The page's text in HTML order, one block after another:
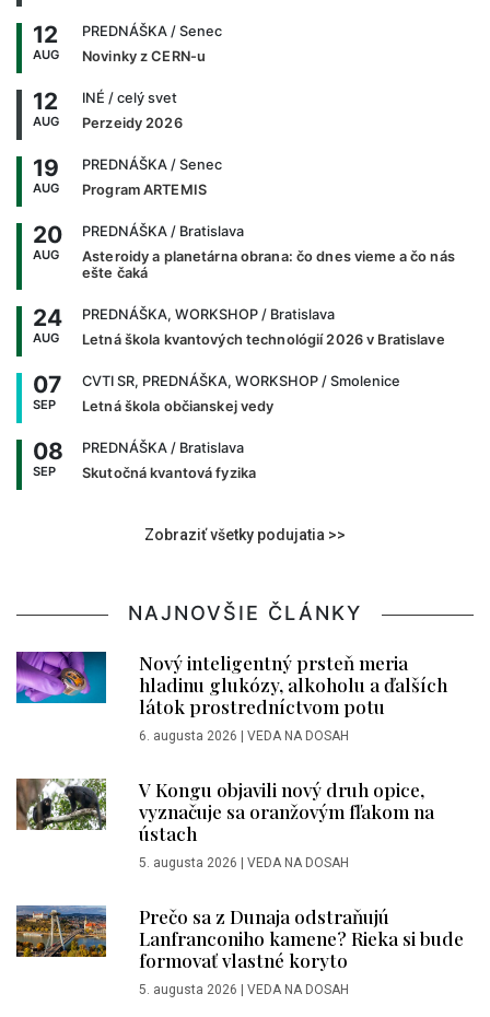
12
AUG
PREDNÁŠKA / Senec
Novinky z CERN-u
12
AUG
INÉ / celý svet
Perzeidy 2026
19
AUG
PREDNÁŠKA / Senec
Program ARTEMIS
20
AUG
PREDNÁŠKA / Bratislava
Asteroidy a planetárna obrana: čo dnes vieme a čo nás
ešte čaká
24
AUG
PREDNÁŠKA, WORKSHOP / Bratislava
Letná škola kvantových technológií 2026 v Bratislave
07
SEP
CVTI SR, PREDNÁŠKA, WORKSHOP / Smolenice
Letná škola občianskej vedy
08
SEP
PREDNÁŠKA / Bratislava
Skutočná kvantová fyzika
Zobraziť všetky podujatia >>
NAJNOVŠIE ČLÁNKY
Nový inteligentný prsteň meria
hladinu glukózy, alkoholu a ďalších
látok prostredníctvom potu
6. augusta 2026 VEDA NA DOSAH
V Kongu objavili nový druh opice,
vyznačuje sa oranžovým fľakom na
ústach
5. augusta 2026 VEDA NA DOSAH
Prečo sa z Dunaja odstraňujú
Lanfranconiho kamene? Rieka si bude
formovať vlastné koryto
5. augusta 2026 VEDA NA DOSAH